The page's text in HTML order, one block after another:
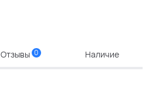
Отзывы 0 Наличие